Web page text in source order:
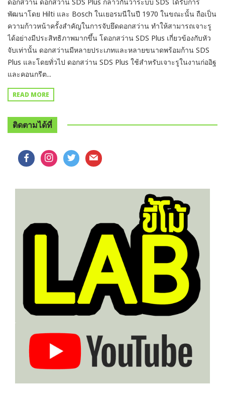
พัฒนาโดย Hilti และ Bosch ในเยอรมนีในปี 1970 ในขณะนั้น ถือเป็น
ความก้าวหน้าครั้งสำคัญในการจับยึดดอกสว่าน ทำให้สามารถเจาะรู
ได้อย่างมีประสิทธิภาพมากขึ้น โดอกสว่าน SDS Plus เกี่ยวข้องกับหัว
จับเท่านั้น ดอกสว่านมีหลายประเภทและหลายขนาดพร้อมก้าน SDS
Plus และโดยทั่วไป ดอกสว่าน SDS Plus ใช้สำหรับเจาะรูในงานก่ออิฐ
และคอนกรีต...
READ MORE
ติดตามได้ที่
facebookinstagram
twitter mail